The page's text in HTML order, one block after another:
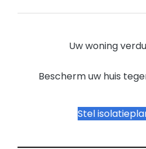
Uw woning
Bescherm uw huis
Stel